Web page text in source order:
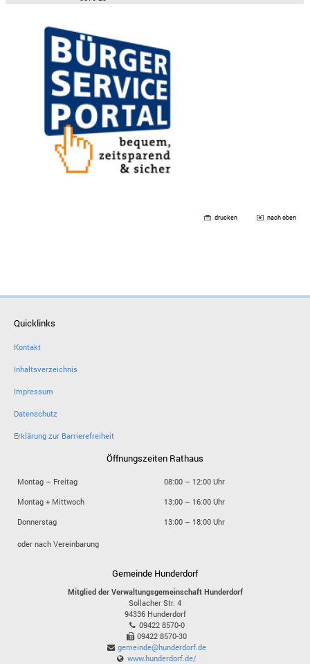
drucken nach oben
Quicklinks
Kontakt
Inhaltsverzeichnis
Impressum
Datenschutz
Erklärung zur Barrierefreiheit
Öffnungszeiten Rathaus
Montag – Freitag
08:00 – 12:00 Uhr
Montag + Mittwoch
13:00 – 16:00 Uhr
Donnerstag
13:00 – 18:00 Uhr
oder nach Vereinbarung
Gemeinde Hunderdorf
Mitglied der Verwaltungsgemeinschaft Hunderdorf
Sollacher Str. 4
94336 Hunderdorf
09422 8570-0
09422 8570-30
gemeinde@hunderdorf.de
www.hunderdorf.de/